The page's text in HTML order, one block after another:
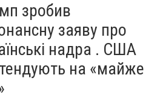
зробив
заяву про
надра . США
на «майже